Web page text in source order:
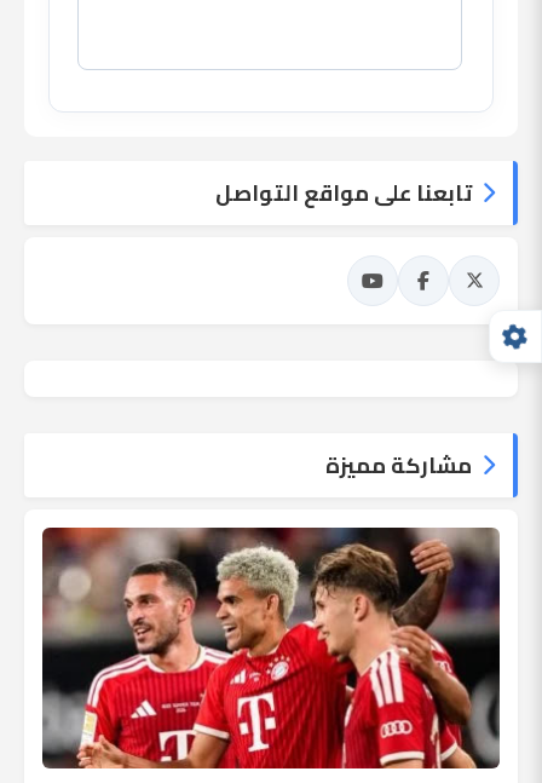
تابعنا على مواقع التواصل
مشاركة مميزة